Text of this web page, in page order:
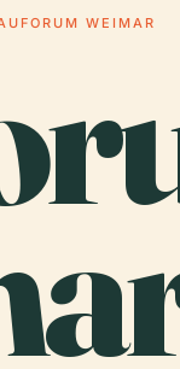
WEIMAR